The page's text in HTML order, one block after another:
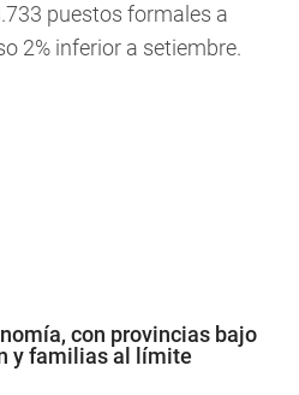
puestos formales a
2% inferior a setiembre.
con provincias bajo
y familias al límite